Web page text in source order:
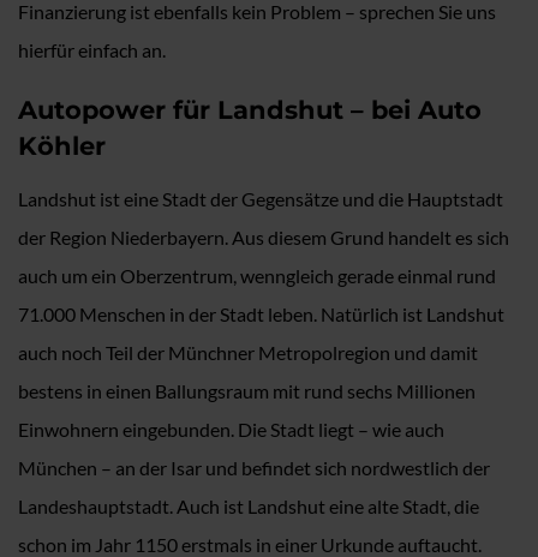
Finanzierung ist ebenfalls kein Problem – sprechen Sie uns
hierfür einfach an.
Autopower für Landshut – bei Auto
Köhler
Landshut ist eine Stadt der Gegensätze und die Hauptstadt
der Region Niederbayern. Aus diesem Grund handelt es sich
auch um ein Oberzentrum, wenngleich gerade einmal rund
71.000 Menschen in der Stadt leben. Natürlich ist Landshut
auch noch Teil der Münchner Metropolregion und damit
bestens in einen Ballungsraum mit rund sechs Millionen
Einwohnern eingebunden. Die Stadt liegt – wie auch
München – an der Isar und befindet sich nordwestlich der
Landeshauptstadt. Auch ist Landshut eine alte Stadt, die
schon im Jahr 1150 erstmals in einer Urkunde auftaucht.